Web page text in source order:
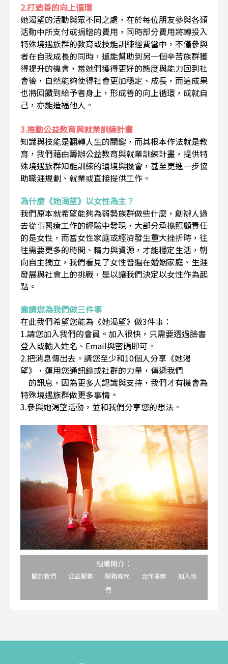
2.打造善的向上循環
她渴望的活動與眾不同之處，在於每位朋友參與各類
活動中所支付或捐贈的費用，同時部分費用將轉投入
特殊境遇族群的教育或技能訓練經費當中，不僅參與
者在自我成長的同時，還能幫助到另一個辛苦族群獲
得提升的機會，當她們獲得更好的態度與能力回到社
會後，自然能夠使得社會更加穩定、成長，而這成果
也將回饋到給予者身上，形成善的向上循環，成就自
己，亦能造福他人。
3.推動公益教育與就業訓練計畫
知識與技能是翻轉人生的關鍵，而其根本作法就是教
育，我們藉由籌辦公益教育與就業訓練計畫，提供特
殊境遇族群知能訓練的環境與機會，甚至更進一步協
助職涯規劃、就業或直接提供工作。
為什麼《她渴望》以女性為主？
我們原本就希望能夠為弱勢族群做些什麼，創辦人過
去從事醫療工作的經驗中發現，大部分承擔照顧責任
的是女性，而當女性家庭或經濟發生重大挫折時，往
往需要更多的時間、精力與資源，才能穩定生活，朝
向自主獨立，我們看見了女性普遍在婚姻家庭、生涯
發展與社會上的挑戰，是以讓我們決定以女性作為起
點。
邀請您為我們做三件事
在此我們希望您能為《她渴望》做3件事：
1.請您加入我們的會員。加入很快，只需要透過臉書
登入或輸入姓名、Email與密碼即可。
2.把消息傳出去。請您至少和10個人分享《她渴
望》，運用您通訊錄或社群的力量，傳遞我們
的訊息，因為更多人認識與支持，我們才有機會為
特殊境遇族群做更多事情。
3.參與她渴望活動，並和我們分享您的想法。
組織簡介：
關於我們 公益服務 服務條款 合作提案
加入我
們